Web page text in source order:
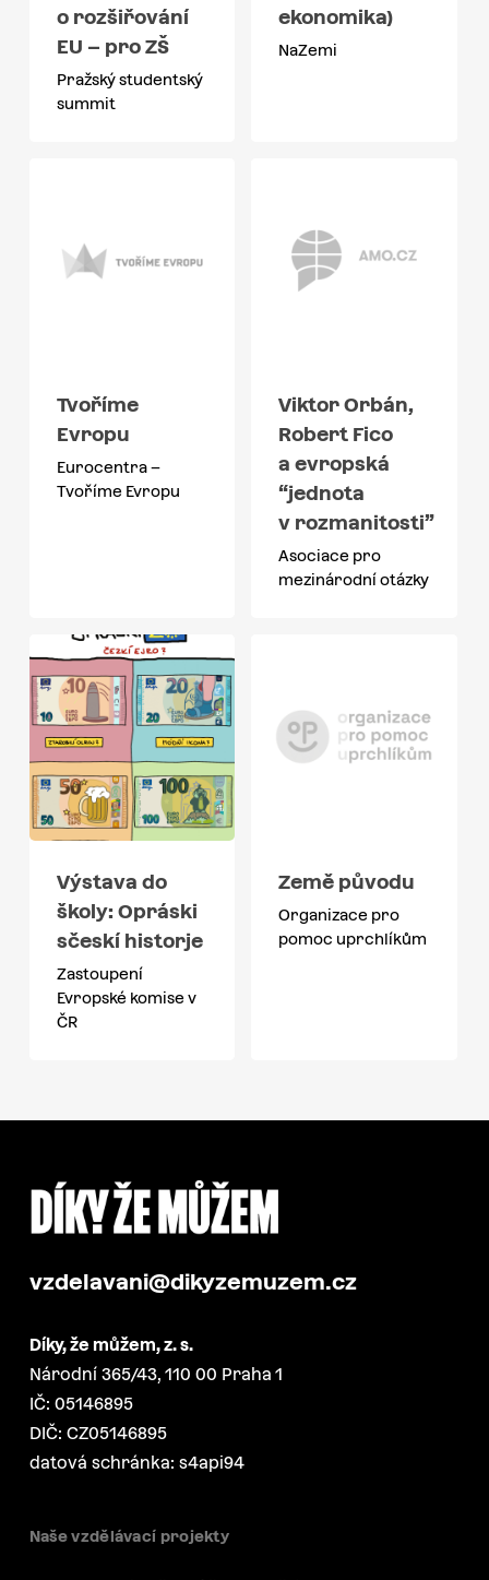
o rozšiřování
EU – pro ZŠ
Pražský studentský
summit
ekonomika)
NaZemi
Tvoříme
Evropu
Eurocentra –
Tvoříme Evropu
Viktor Orbán,
Robert Fico
a evropská
“jednota
v rozmanitosti”
Asociace pro
mezinárodní otázky
Výstava do
školy: Opráski
sčeskí historje
Zastoupení
Evropské komise v
ČR
Země původu
Organizace pro
pomoc uprchlíkům
vzdelavani@dikyzemuzem.cz
Díky, že můžem, z. s.
Národní 365/43, 110 00 Praha 1
IČ: 05146895
DIČ: CZ05146895
datová schránka: s4api94
Naše vzdělávací projekty